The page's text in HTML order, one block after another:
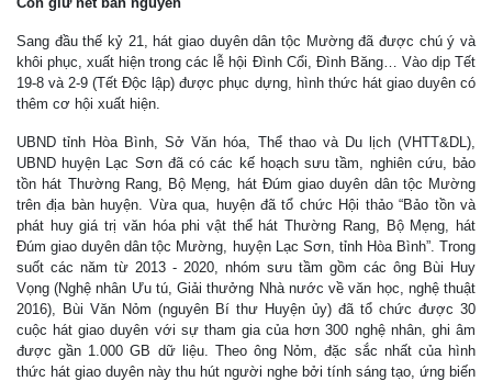
Sang đầu thế kỷ 21, hát giao duyên dân tộc Mường đã được chú ý và
khôi phục, xuất hiện trong các lễ hội Đình Cổi, Đình Băng… Vào dịp Tết
19-8 và 2-9 (Tết Độc lập) được phục dựng, hình thức hát giao duyên có
thêm cơ hội xuất hiện.
UBND tỉnh Hòa Bình, Sở Văn hóa, Thể thao và Du lịch (VHTT&DL),
UBND huyện Lạc Sơn đã có các kế hoạch sưu tầm, nghiên cứu, bảo
tồn hát Thường Rang, Bộ Mẹng, hát Đúm giao duyên dân tộc Mường
trên địa bàn huyện. Vừa qua, huyện đã tổ chức Hội thảo “Bảo tồn và
phát huy giá trị văn hóa phi vật thể hát Thường Rang, Bộ Mẹng, hát
Đúm giao duyên dân tộc Mường, huyện Lạc Sơn, tỉnh Hòa Bình”. Trong
suốt các năm từ 2013 - 2020, nhóm sưu tầm gồm các ông Bùi Huy
Vọng (Nghệ nhân Ưu tú, Giải thưởng Nhà nước về văn học, nghệ thuật
2016), Bùi Văn Nỏm (nguyên Bí thư Huyện ủy) đã tổ chức được 30
cuộc hát giao duyên với sự tham gia của hơn 300 nghệ nhân, ghi âm
được gần 1.000 GB dữ liệu. Theo ông Nỏm, đặc sắc nhất của hình
thức hát giao duyên này thu hút người nghe bởi tính sáng tạo, ứng biến